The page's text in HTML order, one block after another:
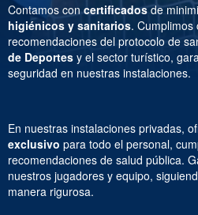
Contamos concertificadosde
higiénicos y sanitarios. Cumplimos
recomendaciones del protocolo de
de Deportes y el sector turístico,
seguridad en nuestras instalaciones.
En nuestras instalaciones privadas,
exclusivo para todo el personal,
recomendaciones de salud pública.
nuestros jugadores y equipo,
manera rigurosa.